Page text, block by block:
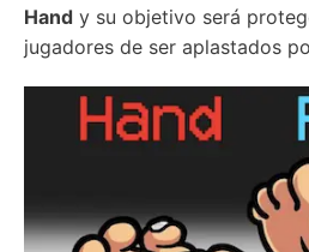
Hand y su objetivo será
jugadores de ser aplastados